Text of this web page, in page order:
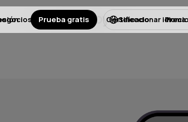
Licencias Certificado
Prueba gratis Seleccionar idioma